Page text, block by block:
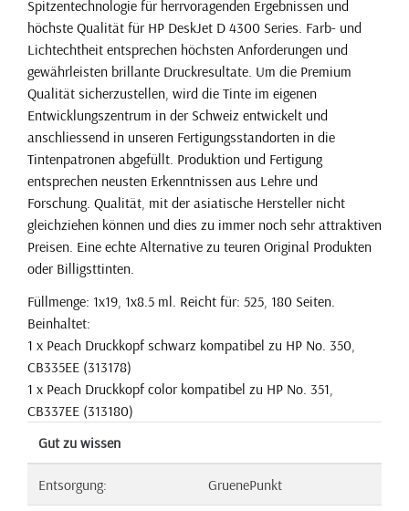
Spitzentechnologie für herrvoragenden Ergebnissen und
höchste Qualität für HP DeskJet D 4300 Series. Farb- und
Lichtechtheit entsprechen höchsten Anforderungen und
gewährleisten brillante Druckresultate. Um die Premium
Qualität sicherzustellen, wird die Tinte im eigenen
Entwicklungszentrum in der Schweiz entwickelt und
anschliessend in unseren Fertigungsstandorten in die
Tintenpatronen abgefüllt. Produktion und Fertigung
entsprechen neusten Erkenntnissen aus Lehre und
Forschung. Qualität, mit der asiatische Hersteller nicht
gleichziehen können und dies zu immer noch sehr attraktiven
Preisen. Eine echte Alternative zu teuren Original Produkten
oder Billigsttinten.
Füllmenge: 1x19, 1x8.5 ml. Reicht für: 525, 180 Seiten.
Beinhaltet:
1 x Peach Druckkopf schwarz kompatibel zu HP No. 350,
CB335EE (313178)
1 x Peach Druckkopf color kompatibel zu HP No. 351,
CB337EE (313180)
Gut zu wissen
Entsorgung: GruenePunkt